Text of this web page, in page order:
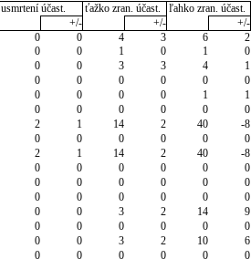
usmrtení účast. ťažko zran. účast. ľahko zran. účast.
+/- +/- +/-
0 0 4 3 6 2
0 0 1 0 1 0
0 0 3 3 4 1
0 0 0 0 0 0
0 0 0 0 1 1
0 0 0 0 0 0
2 1 14 2 40 -8
0 0 0 0 0 0
2 1 14 2 40 -8
0 0 0 0 0 0
0 0 0 0 0 0
0 0 0 0 0 0
0 0 3 2 14 9
0 0 0 0 0 0
0 0 3 2 10 6
0 0 0 0 0 0